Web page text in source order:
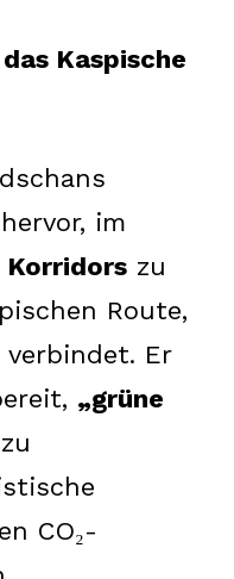
Kaspische
im
zu
Route,
Er
„grüne
zu
CO₂-